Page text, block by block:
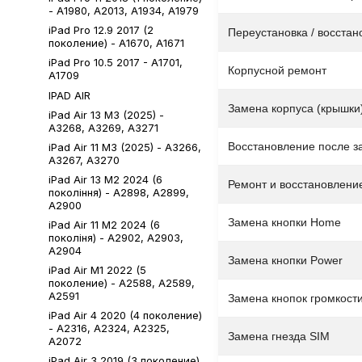
Переустановка /
Корпусной ремонт
Замена корпуса
Восстановление после
Ремонт и
Замена кнопки Home
Замена кнопки Power
Замена кнопок громкости
Замена гнезда SIM
- A1980, A2013, A1934, A1979
iPad Pro 12.9 2017 (2
поколение) - A1670, A1671
iPad Pro 10.5 2017 - A1701,
A1709
IPAD AIR
iPad Air 13 M3 (2025) -
A3268, A3269, A3271
iPad Air 11 M3 (2025) - A3266,
A3267, A3270
iPad Air 13 M2 2024 (6
покоління) - A2898, A2899,
A2900
iPad Air 11 М2 2024 (6
поколіня) - A2902, A2903,
A2904
iPad Air М1 2022 (5
поколение) - A2588, A2589,
A2591
iPad Air 4 2020 (4 поколение)
- A2316, A2324, A2325,
A2072